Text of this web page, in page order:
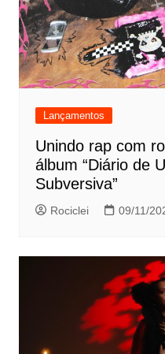
Lançamentos
Unindo rap com
álbum “Diário de
Subversiva”
Rociclei 09/11/